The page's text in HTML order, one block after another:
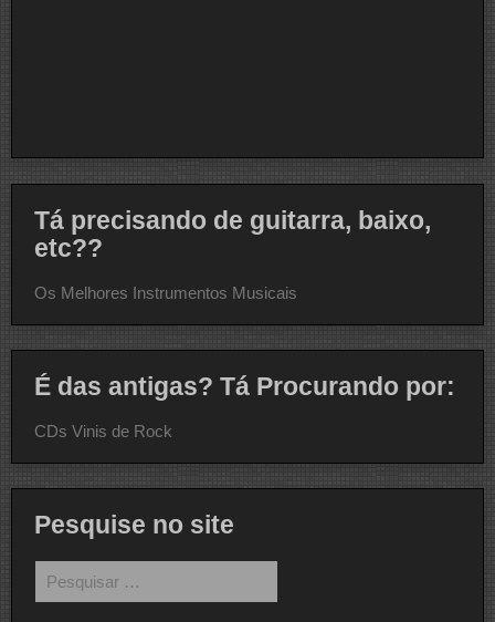
Tá precisando de guitarra, baixo,
etc??
Os Melhores Instrumentos Musicais
É das antigas? Tá Procurando por:
CDs Vinis de Rock
Pesquise no site
por: